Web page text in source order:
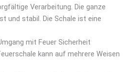
Verarbeitung. Die ganze
und stabil. Die Schale ist eine
mit Feuer Sicherheit
kann auf mehrere Weisen